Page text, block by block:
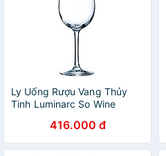
Ly Uống Rượu Vang Thủy
Tinh Luminarc So Wine
bộ 4 ly - E5979, E5980 &
E5981
416.000 đ